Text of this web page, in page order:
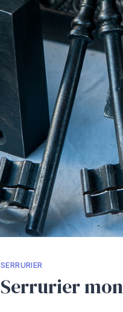
SERRURIER
Serrurier